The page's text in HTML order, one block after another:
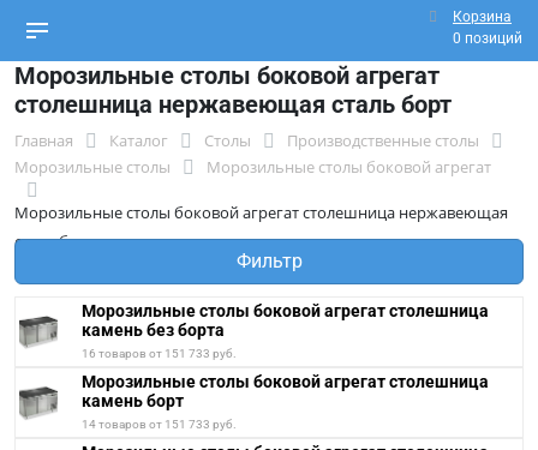
Корзина
0 позиций
Морозильные столы боковой агрегат
столешница нержавеющая сталь борт
Главная Каталог Столы
Производственные столы
Морозильные столы
Морозильные столы боковой агрегат
Морозильные столы боковой агрегат столешница нержавеющая
сталь борт
Фильтр
Морозильные столы боковой агрегат столешница
камень без борта
16 товаров от 151 733 руб.
Морозильные столы боковой агрегат столешница
камень борт
14 товаров от 151 733 руб.